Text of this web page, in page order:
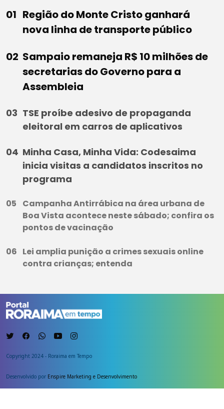
Região do Monte Cristo ganhará
nova linha de transporte público
Sampaio remaneja R$ 10 milhões de
secretarias do Governo para a
Assembleia
TSE proíbe adesivo de propaganda
eleitoral em carros de aplicativos
Minha Casa, Minha Vida: Codesaima
inicia visitas a candidatos inscritos no
programa
Campanha Antirrábica na área urbana de
Boa Vista acontece neste sábado; confira os
pontos de vacinação
Lei amplia punição a crimes sexuais online
contra crianças; entenda
Copyright 2024 - Roraima em Tempo
Desenvolvido por Enspire Marketing e Desenvolvimento